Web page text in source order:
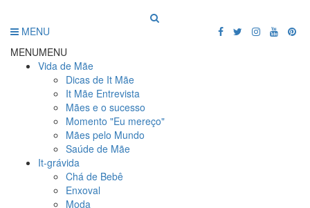
MENU
MENUMENU
Vida de Mãe
Dicas de It Mãe
It Mãe Entrevista
Mães e o sucesso
Momento "Eu mereço"
Mães pelo Mundo
Saúde de Mãe
It-grávida
Chá de Bebê
Enxoval
Moda